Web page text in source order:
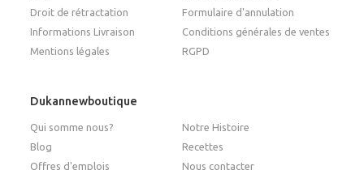
Droit de rétractation
Formulaire d'annulation
Informations Livraison
Conditions générales de ventes
Mentions légales
RGPD
Dukannewboutique
Qui somme nous?
Notre Histoire
Blog
Recettes
Offres d'emplois
Nous contacter